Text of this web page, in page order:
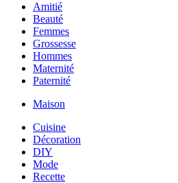
Amitié
Beauté
Femmes
Grossesse
Hommes
Maternité
Paternité
Maison
Cuisine
Décoration
DIY
Mode
Recette